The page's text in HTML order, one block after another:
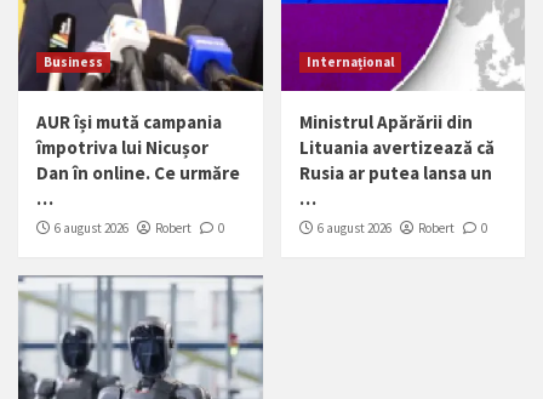
Business
AUR își mută campania
împotriva lui Nicușor
Dan în online. Ce urmăre
…
6 august 2026 Robert 0
Internațional
Ministrul Apărării din
Lituania avertizează că
Rusia ar putea lansa un
…
6 august 2026 Robert 0